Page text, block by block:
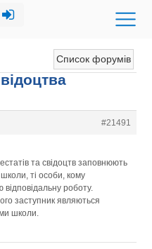
Список форумів
#21491
та свідоцтв заповнюють
школи, ті особи, кому
роботу.
заступник являються
школи.